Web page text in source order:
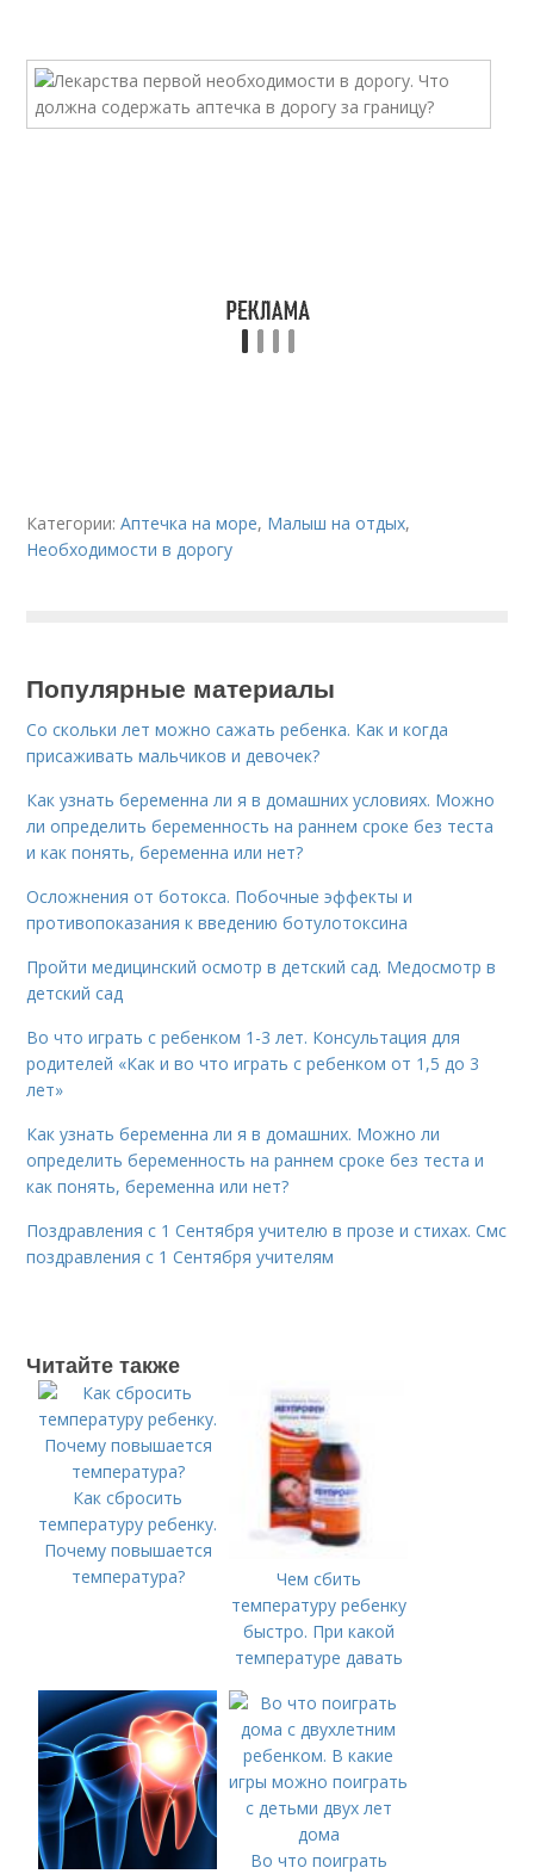
Категории:Аптечка на море, Малыш на отдых,
Необходимости в дорогу
Популярные материалы
Со скольки лет можно сажать ребенка. Как и когда
присаживать мальчиков и девочек?
Как узнать беременна ли я в домашних условиях. Можно
ли определить беременность на раннем сроке без теста
и как понять, беременна или нет?
Осложнения от ботокса. Побочные эффекты и
противопоказания к введению ботулотоксина
Пройти медицинский осмотр в детский сад. Медосмотр в
детский сад
Во что играть с ребенком 1-3 лет. Консультация для
родителей «Как и во что играть с ребенком от 1,5 до 3
лет»
Как узнать беременна ли я в домашних. Можно ли
определить беременность на раннем сроке без теста и
как понять, беременна или нет?
Поздравления с 1 Сентября учителю в прозе и стихах. Смс
поздравления с 1 Сентября учителям
Читайте также
Как сбросить
температуру ребенку.
Почему повышается
температура?
Чем сбить
температуру ребенку
быстро. При какой
температуре давать
ребенку?
Во что поиграть